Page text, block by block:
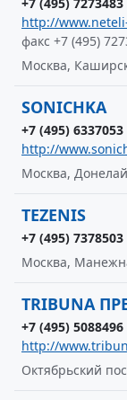
http://
факс +7 (495)
Москва,
SONICHKA
+7 (495) 6337053
http://
Москва,
TEZENIS
+7 (495) 7378503
Москва,
TRIBUNA
+7 (495) 5088496
http://
Октябрьский